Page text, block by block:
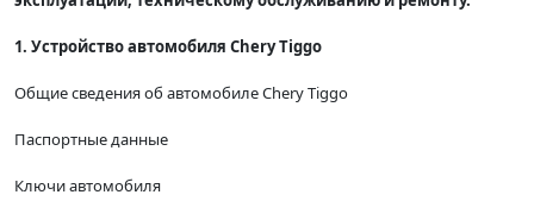
1. Устройство автомобиля Chery Tiggo
Общие сведения об автомобиле Chery Tiggo
Паспортные данные
Ключи автомобиля